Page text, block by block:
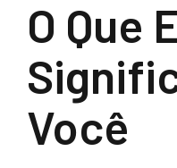
O Que
Você